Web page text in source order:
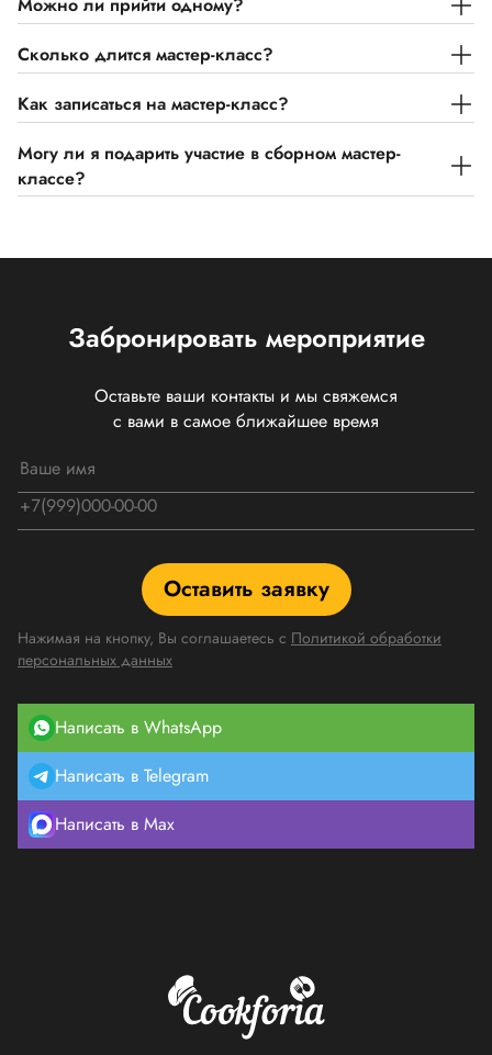
Можно ли прийти одному?
Сколько длится мастер-класс?
Как записаться на мастер-класс?
Могу ли я подарить участие в сборном мастер-
классе?
Забронировать мероприятие
Оставьте ваши контакты и мы свяжемся
с вами в самое ближайшее время
Оставить заявку
Нажимая на кнопку, Вы соглашаетесь с Политикой обработки
персональных данных
Написать в WhatsApp
Написать в Telegram
Написать в Max